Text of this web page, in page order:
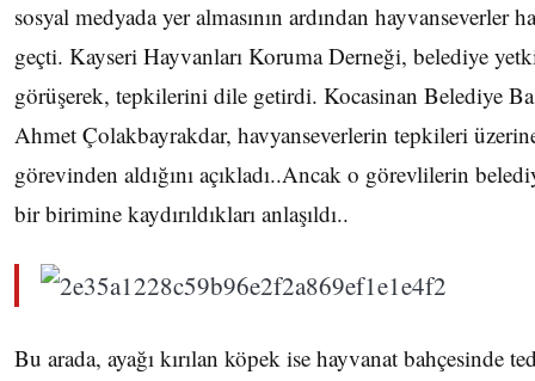
sosyal medyada yer almasının ardından hayvanseverler
geçti. Kayseri Hayvanları Koruma Derneği, belediye
görüşerek, tepkilerini dile getirdi. Kocasinan Belediye
Ahmet Çolakbayrakdar, havyanseverlerin tepkileri
görevinden aldığını açıkladı..Ancak o görevlilerin
bir birimine kaydırıldıkları anlaşıldı..
Bu arada, ayağı kırılan köpek ise hayvanat bahçesinde